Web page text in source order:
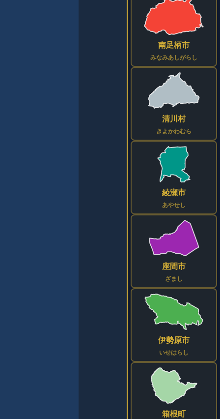
南足柄市
みなみあしがらし
清川村
きよかわむら
綾瀬市
あやせし
座間市
ざまし
伊勢原市
いせはらし
箱根町